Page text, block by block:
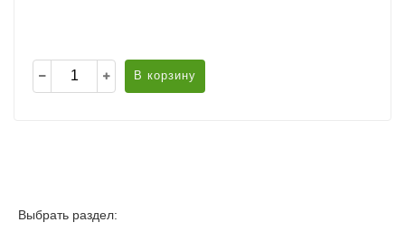
В корзину
Выбрать раздел: